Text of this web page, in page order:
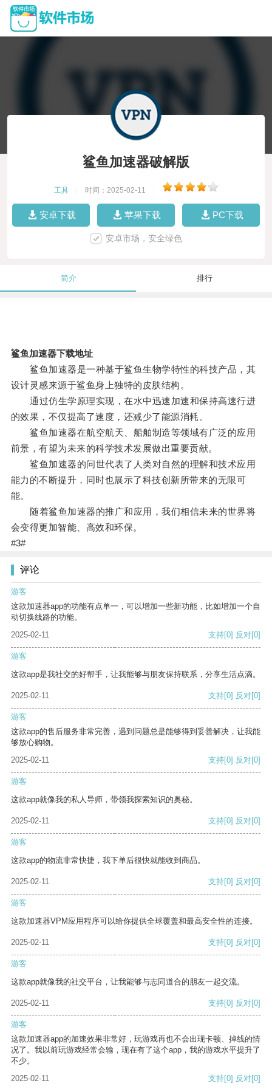
鲨鱼加速器破解版
工具 时间：2025-02-11
安卓下载 苹果下载 PC下载
安卓市场，安全绿色
简介 排行
鲨鱼加速器下载地址
鲨鱼加速器是一种基于鲨鱼生物学特性的科技产品，其
设计灵感来源于鲨鱼身上独特的皮肤结构。
通过仿生学原理实现，在水中迅速加速和保持高速行进
的效果，不仅提高了速度，还减少了能源消耗。
鲨鱼加速器在航空航天、船舶制造等领域有广泛的应用
前景，有望为未来的科学技术发展做出重要贡献。
鲨鱼加速器的问世代表了人类对自然的理解和技术应用
能力的不断提升，同时也展示了科技创新所带来的无限可
能。
随着鲨鱼加速器的推广和应用，我们相信未来的世界将
会变得更加智能、高效和环保。
#3#
评论
游客
这款加速器app的功能有点单一，可以增加一些新功能，比如增加一个自
动切换线路的功能。
2025-02-11
支持[0] 反对[0]
游客
这款app是我社交的好帮手，让我能够与朋友保持联系，分享生活点滴。
2025-02-11 支持[0] 反对[0]
游客
这款app的售后服务非常完善，遇到问题总是能够得到妥善解决，让我能
够放心购物。
2025-02-11
支持[0] 反对[0]
游客
这款app就像我的私人导师，带领我探索知识的奥秘。
2025-02-11 支持[0] 反对[0]
游客
这款app的物流非常快捷，我下单后很快就能收到商品。
2025-02-11 支持[0] 反对[0]
游客
这款加速器VPM应用程序可以给你提供全球覆盖和最高安全性的连接。
2025-02-11 支持[0] 反对[0]
游客
这款app就像我的社交平台，让我能够与志同道合的朋友一起交流。
2025-02-11 支持[0] 反对[0]
游客
这款加速器app的加速效果非常好，玩游戏再也不会出现卡顿、掉线的情
况了。我以前玩游戏经常会输，现在有了这个app，我的游戏水平提升了
不少。
2025-02-11
支持[0] 反对[0]